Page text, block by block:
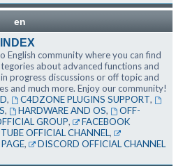
en
English community where you can find
about advanced functions and
progress discussions or off topic and
and much more. Enjoy our community!
, C4DZONE PLUGINS SUPPORT,
, HARDWARE AND OS,
OFF-
GROUP,
FACEBOOK
OFFICIAL CHANNEL,
,
DISCORD OFFICIAL CHANNEL